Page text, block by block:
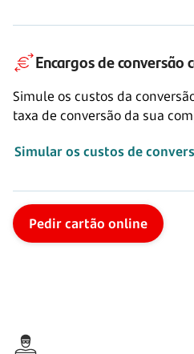
Encargos de conversão
Simule os custos da
taxa de conversão da sua
Simular os custos de
Pedir cartão online